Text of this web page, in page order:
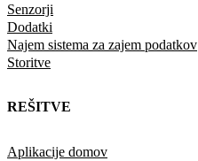
Senzorji
Dodatki
Najem sistema za zajem podatkov
Storitve
REŠITVE
Aplikacije domov